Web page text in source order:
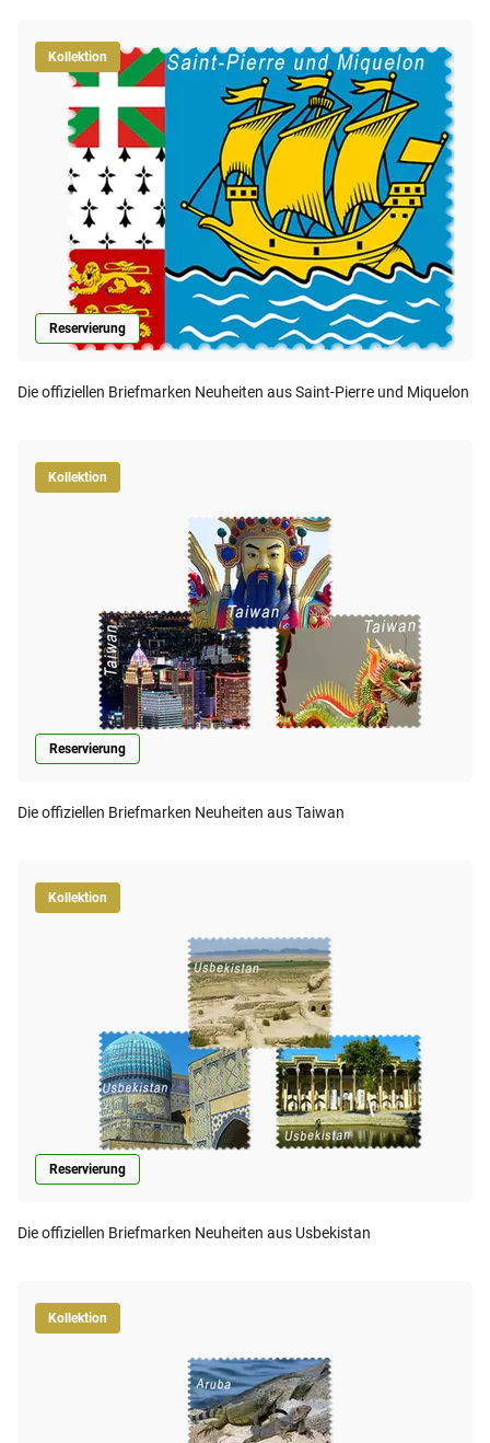
Kollektion
Reservierung
Die offiziellen Briefmarken Neuheiten aus Saint-Pierre und Miquelon
Kollektion
Reservierung
Die offiziellen Briefmarken Neuheiten aus Taiwan
Kollektion
Reservierung
Die offiziellen Briefmarken Neuheiten aus Usbekistan
Kollektion